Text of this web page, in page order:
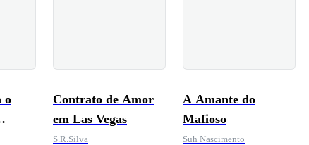
o
Contrato de Amor
em Las Vegas
S.R.Silva
A Amante do
Mafioso
Suh Nascimento